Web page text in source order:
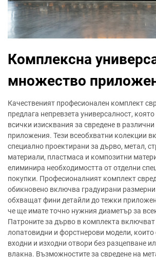
Комплексна
множество
Качественият професионален комплект
предлага непревзета универсалност,
всички изисквания за свредене в
приложения. Тези всеобхватни колекции
специално проектирани за дърво, метал,
материали, пластмаса и композитни
елиминира необходимостта от отделни
покупки. Професионалният комплект
обикновено включва градуирани
обхващат фини детайли до тежки
че ще имате точно нужния диаметър за
Патроните за дърво в комплекта включват
лопатовидни и форстнерови модели, които
входни и изходни отвори без разцепване
влакна. Възможностите за свредене на